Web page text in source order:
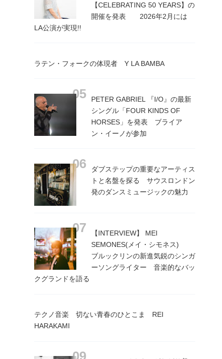
【CELEBRATING 50 YEARS】の
開催を発表 2026年2月には
LA公演が実現!!
ラテン・フォークの体現者 Y LA BAMBA
PETER GABRIEL 『I/O』の最新
シングル「FOUR KINDS OF
HORSES」を発表 ブライア
ン・イーノが参加
ダブステップの重要なアーティス
トと名盤を探る サウスロンドン
発のダンスミュージックの魅力
【INTERVIEW】 MEI
SEMONES(メイ・シモネス)
ブルックリンの新進気鋭のシンガ
ーソングライター 音楽的なバッ
クグランドを語る
テクノ音楽 切ない青春のひとこま REI
HARAKAMI